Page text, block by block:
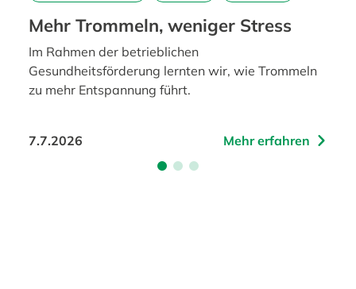
Mehr Trommeln, weniger Stress
Im Rahmen der betrieblichen
Gesundheitsförderung lernten wir, wie Trommeln
zu mehr Entspannung führt.
7.7.2026 Mehr erfahren